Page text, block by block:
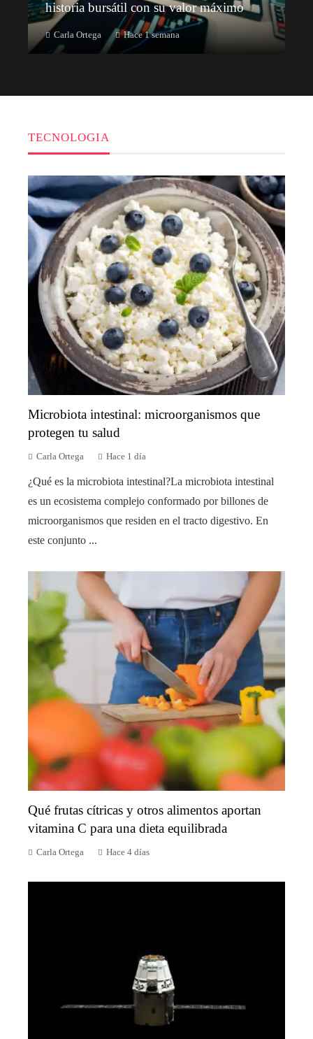
historia bursátil con su valor máximo
Carla Ortega Hace 1 semana
TECNOLOGIA
Microbiota intestinal: microorganismos que
protegen tu salud
Carla Ortega Hace 1 día
¿Qué es la microbiota intestinal?La microbiota intestinal
es un ecosistema complejo conformado por billones de
microorganismos que residen en el tracto digestivo. En
este conjunto ...
Qué frutas cítricas y otros alimentos aportan
vitamina C para una dieta equilibrada
Carla Ortega Hace 4 días